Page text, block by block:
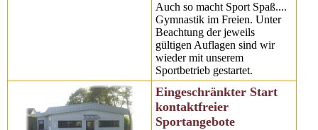
Auch so macht Sport Spaß....
Gymnastik im Freien. Unter
Beachtung der jeweils
gültigen Auflagen sind wir
wieder mit unserem
Sportbetrieb gestartet.
Eingeschränkter Start
kontaktfreier
Sportangebote